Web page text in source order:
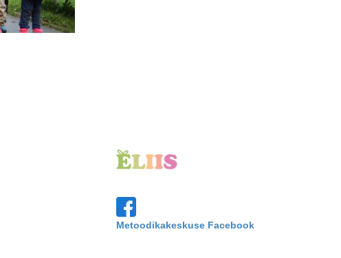
Metoodikakeskuse Facebook